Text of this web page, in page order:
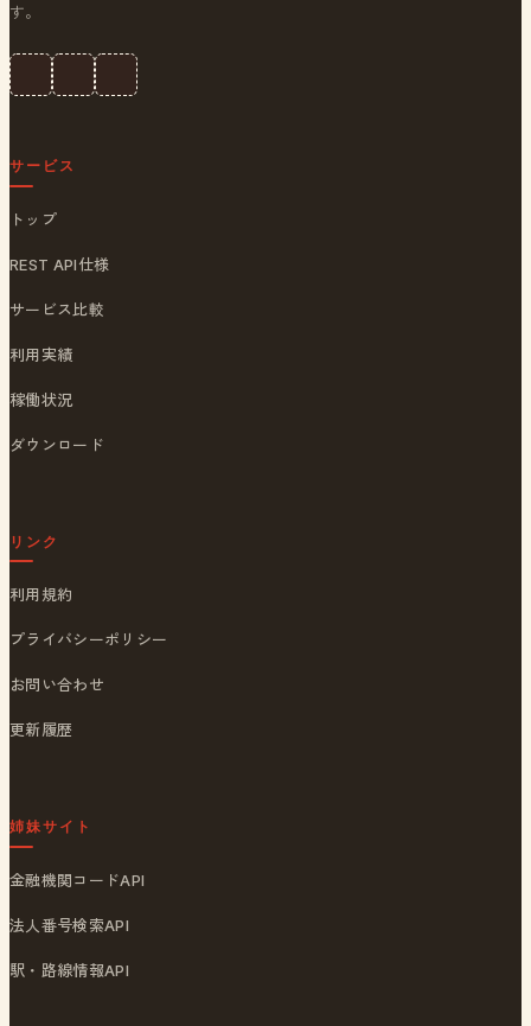
す。
サービス
トップ
REST API仕様
サービス比較
利用実績
稼働状況
ダウンロード
リンク
利用規約
プライバシーポリシー
お問い合わせ
更新履歴
姉妹サイト
金融機関コードAPI
法人番号検索API
駅・路線情報API